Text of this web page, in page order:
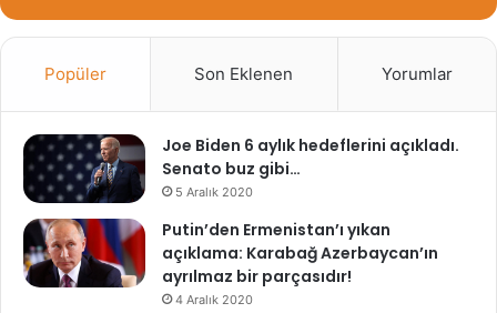
Popüler Son Eklenen Yorumlar
Joe Biden 6 aylık hedeflerini açıkladı.
Senato buz gibi…
5 Aralık 2020
Putin’den Ermenistan’ı yıkan
açıklama: Karabağ Azerbaycan’ın
ayrılmaz bir parçasıdır!
4 Aralık 2020